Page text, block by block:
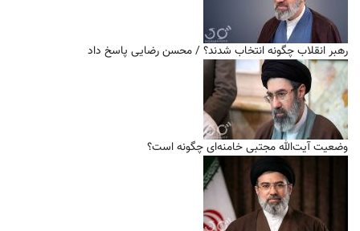
رهبر انقلاب چگونه انتخاب شدند؟ / محسن رضایی پاسخ داد
وضعیت آیت‌الله مجتبی خامنه‌ای چگونه است؟